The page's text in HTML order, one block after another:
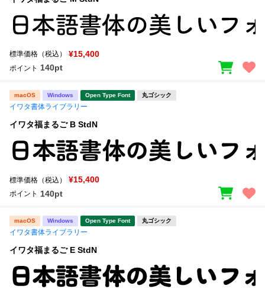
標準価格（税込） ¥15,400
ポイント 140pt
macOS Windows Open Type Font 丸ゴシック
イワタ書体ライブラリー
イワタ福まるご B StdN
標準価格（税込） ¥15,400
ポイント 140pt
macOS Windows Open Type Font 丸ゴシック
イワタ書体ライブラリー
イワタ福まるご E StdN